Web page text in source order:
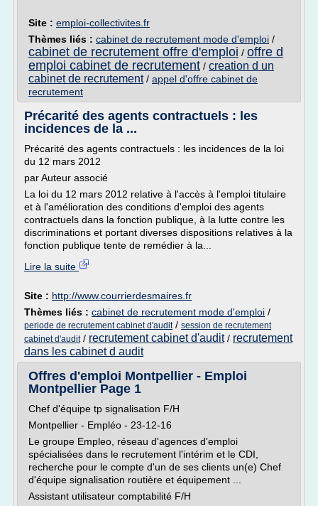
Site : emploi-collectivites.fr
Thèmes liés : cabinet de recrutement mode d'emploi /
cabinet de recrutement offre d'emploi / offre d
emploi cabinet de recrutement / creation d un
cabinet de recrutement/ appel d'offre cabinet de
recrutement
Précarité des agents contractuels : les
incidences de la ...
Précarité des agents contractuels : les incidences de la loi
du 12 mars 2012
par Auteur associé
La loi du 12 mars 2012 relative à l'accès à l'emploi titulaire
et à l'amélioration des conditions d'emploi des agents
contractuels dans la fonction publique, à la lutte contre les
discriminations et portant diverses dispositions relatives à la
fonction publique tente de remédier à la...
Lire la suite
Site : http://www.courrierdesmaires.fr
Thèmes liés : cabinet de recrutement mode d'emploi /
periode de recrutement cabinet d'audit/ session de recrutement
cabinet d'audit/ recrutement cabinet d'audit/ recrutement
dans les cabinet d audit
Offres d'emploi Montpellier - Emploi
Montpellier Page 1
Chef d'équipe tp signalisation F/H
Montpellier - Empléo - 23-12-16
Le groupe Empleo, réseau d'agences d'emploi
spécialisées dans le recrutement l'intérim et le CDI,
recherche pour le compte d'un de ses clients un(e) Chef
d'équipe signalisation routière et équipement ...
Assistant utilisateur comptabilité F/H